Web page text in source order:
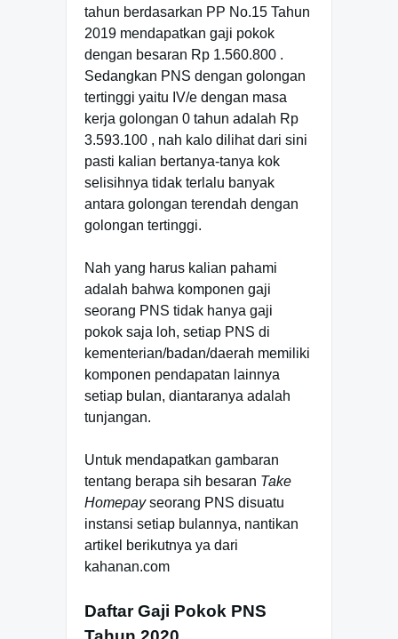
tahun berdasarkan PP No.15 Tahun
2019 mendapatkan gaji pokok
dengan besaran Rp 1.560.800 .
Sedangkan PNS dengan golongan
tertinggi yaitu IV/e dengan masa
kerja golongan 0 tahun adalah Rp
3.593.100 , nah kalo dilihat dari sini
pasti kalian bertanya-tanya kok
selisihnya tidak terlalu banyak
antara golongan terendah dengan
golongan tertinggi.
Nah yang harus kalian pahami
adalah bahwa komponen gaji
seorang PNS tidak hanya gaji
pokok saja loh, setiap PNS di
kementerian/badan/daerah memiliki
komponen pendapatan lainnya
setiap bulan, diantaranya adalah
tunjangan.
Untuk mendapatkan gambaran
tentang berapa sih besaran Take
Homepayseorang PNS disuatu
instansi setiap bulannya, nantikan
artikel berikutnya ya dari
kahanan.com
Daftar Gaji Pokok PNS